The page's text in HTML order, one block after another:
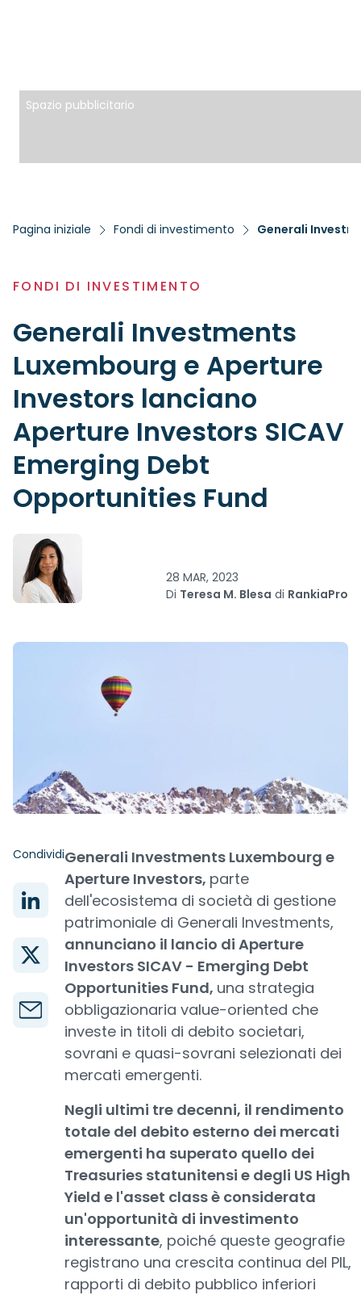
Spazio pubblicitario
Pagina iniziale Fondi di investimento
FONDI DI INVESTIMENTO
Generali Investments
Luxembourg e Aperture
Investors lanciano
Aperture Investors SICAV
Emerging Debt
Opportunities Fund
28 MAR, 2023
Di Teresa M. Blesa di RankiaPro
CondividiGenerali Investments Luxembourg e
Aperture Investors, parte
dell'ecosistema di società di gestione
patrimoniale di Generali Investments,
annunciano il lancio di Aperture
Investors SICAV - Emerging Debt
Opportunities Fund, una strategia
obbligazionaria value-oriented che
investe in titoli di debito societari,
sovrani e quasi-sovrani selezionati dei
mercati emergenti.
Negli ultimi tre decenni, il rendimento
totale del debito esterno dei mercati
emergenti ha superato quello dei
Treasuries statunitensi e degli US High
Yield e l'asset class è considerata
un'opportunità di investimento
interessante, poiché queste geografie
registrano una crescita continua del PIL,
rapporti di debito pubblico inferiori